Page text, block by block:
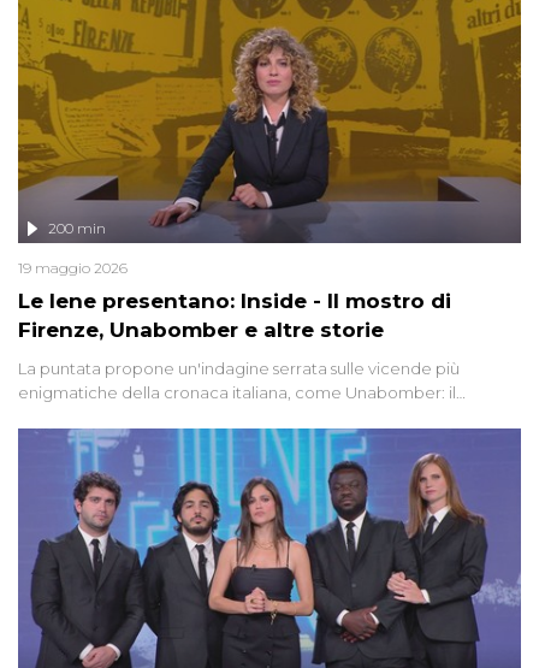
Le Iene presentano: Inside - Il mostro di
Firenze, Unabomber e altre storie
200 min
19 maggio 2026
La puntata propone un'indagine serrata sulle vicende più
enigmatiche della cronaca italiana, come Unabomber: il
'90 e il 2000 che, inquietantemente, potrebbe essere ancora in
libertà. Lo speciale affronta inoltre le zone d'ombra sul Mostro di
Firenze, le cui responsabilità appaiono ancora oggi avvolte in un
groviglio di dubbi mai chiariti. Nel corso dello speciale anche
l'intervista inedita a Olindo Romano, realizzata ne...